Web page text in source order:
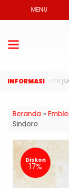
MENU
yang kami jual,
Beranda »
Sindoro
Diskon
17%